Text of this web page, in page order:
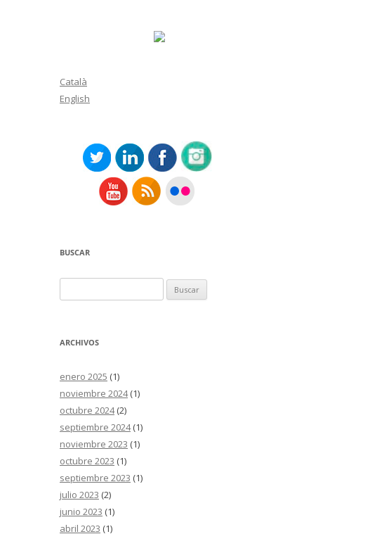
Català
English
BUSCAR
ARCHIVOS
enero 2025 (1)
noviembre 2024(1)
octubre 2024(2)
septiembre 2024(1)
noviembre 2023 (1)
octubre 2023 (1)
septiembre 2023 (1)
julio 2023 (2)
junio 2023 (1)
abril 2023 (1)